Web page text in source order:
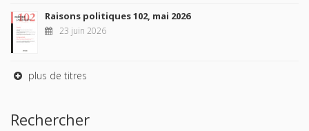
Raisons politiques 102, mai 2026
23 juin 2026
plus de titres
Rechercher